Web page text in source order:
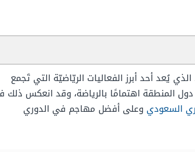
يُعد أحد أبرز الفعاليات الريّاضيّة التي تَجمع
دول المنطقة اهتمامًا بالرياضة، وقد انعكس ذلك
السعودي وعلى أفضل مهاجم في الدوري